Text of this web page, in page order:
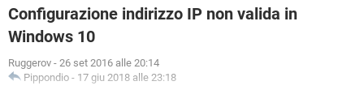
Configurazione indirizzo IP non valida in
Windows 10
Ruggerov - 26 set 2016 alle 20:14
Pippondio - 17 giu 2018 alle 23:18